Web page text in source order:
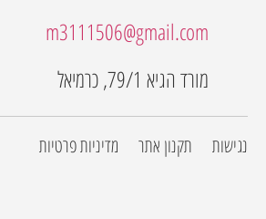
m3111506@gmail.com
מורד הגיא 79/1, כרמיאל
נגישות תקנון אתר מדיניות פרטיות